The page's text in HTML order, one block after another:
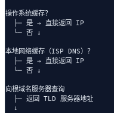
操作系统缓存？
  ├─ 是 → 直接返回 IP
  └─ 否 ↓
本地网络缓存（ISP DNS）？
  ├─ 是 → 直接返回 IP
  └─ 否 ↓
向根域名服务器查询
  ├─ 返回 TLD 服务器地址
  ↓